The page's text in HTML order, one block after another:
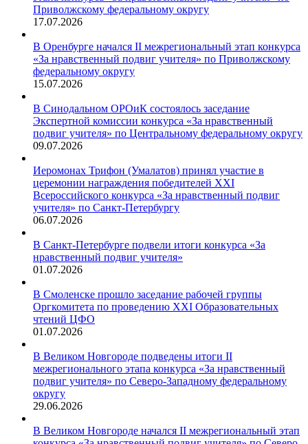
Приволжскому федеральному округу
17.07.2026
В Оренбурге начался II межрегиональный этап конкурса
«За нравственный подвиг учителя» по Приволжскому
федеральному округу
15.07.2026
В Синодальном ОРОиК состоялось заседание
Экспертной комиссии конкурса «За нравственный
подвиг учителя» по Центральному федеральному округу
09.07.2026
Иеромонах Трифон (Умалатов) принял участие в
церемонии награждения победителей XXI
Всероссийского конкурса «За нравственный подвиг
учителя» по Санкт-Петербургу
06.07.2026
В Санкт-Петербурге подвели итоги конкурса «За
нравственный подвиг учителя»
01.07.2026
В Смоленске прошло заседание рабочей группы
Оргкомитета по проведению XXI Образовательных
чтений ЦФО
01.07.2026
В Великом Новгороде подведены итоги II
межрегионального этапа конкурса «За нравственный
подвиг учителя» по Северо-Западному федеральному
округу
29.06.2026
В Великом Новгороде начался II межрегиональный этап